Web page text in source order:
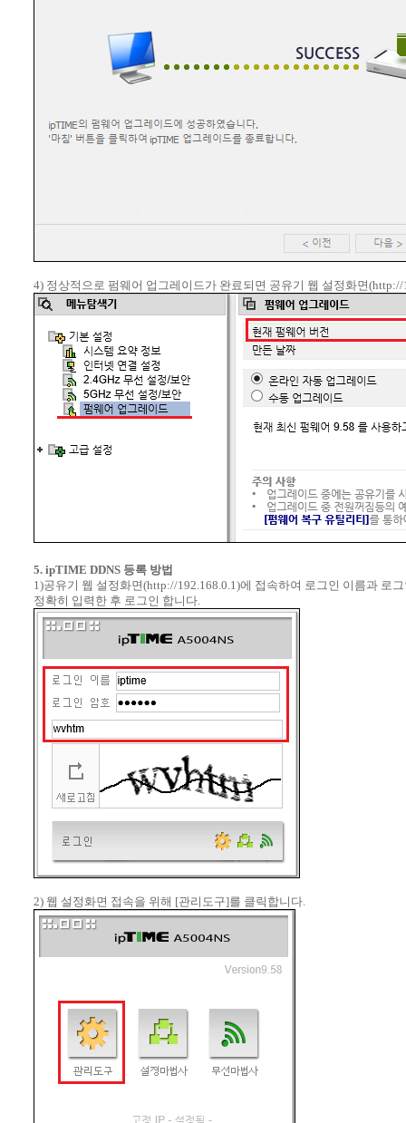
4) 정상적으로 펌웨어 업그레이드가 완료되면 공유기 웹 설정화면
5. ipTIME DDNS 등록 방법
1)공유기 웹 설정화면(http://192.168.0.1)에 접속하여 로그인 이름과 로
정확히 입력한 후 로그인 합니다.
2) 웹 설정화면 접속을 위해 [관리도구]를 클릭합니다.